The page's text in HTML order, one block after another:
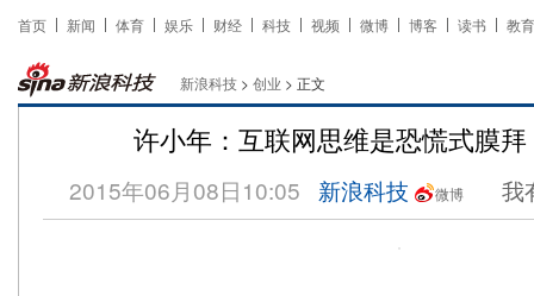
首页 新闻 体育 娱乐 财经 科技 视频 微博 博客 读书 教育
新浪科技 > 创业 > 正文
许小年：互联网思维是恐慌式膜
2015年06月08日10:05 新浪科技 微博 我